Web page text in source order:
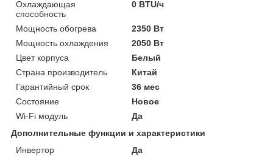
Охлаждающая
способность
0 BTU/ч
Мощность обогрева
2350 Вт
Мощность охлаждения
2050 Вт
Цвет корпуса
Белый
Страна производитель
Китай
Гарантийный срок
36 мес
Состояние
Новое
Wi-Fi модуль
Да
Дополнительные функции и характеристики
Инвертор
Да